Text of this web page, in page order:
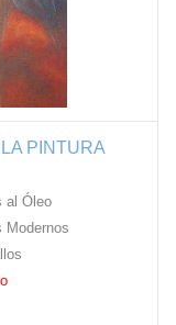
PINTURA
al Óleo
Modernos